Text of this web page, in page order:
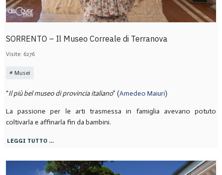
SORRENTO – Il Museo Correale di Terranova
Visite: 6276
Musei
“Il più bel museo di provincia italiano” (Amedeo Maiuri)
La passione per le arti trasmessa in famiglia avevano potuto
coltivarla e affinarla fin da bambini.
LEGGI TUTTO …